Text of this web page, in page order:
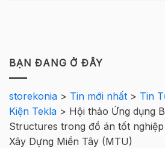
BẠN ĐANG Ở ĐÂY
storekonia > Tin mới nhất > Tin
Kiện Tekla > Hội thảo Ứng dụng
Structures trong đồ án tốt
Xây Dựng Miền Tây (MTU)